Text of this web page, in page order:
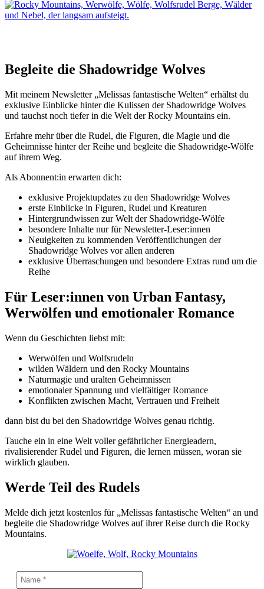
Begleite die Shadowridge Wolves
Mit meinem Newsletter „Melissas fantastische Welten“ erhältst du
exklusive Einblicke hinter die Kulissen der Shadowridge Wolves
und tauchst noch tiefer in die Welt der Rocky Mountains ein.
Erfahre mehr über die Rudel, die Figuren, die Magie und die
Geheimnisse hinter der Reihe und begleite die Shadowridge-Wölfe
auf ihrem Weg.
Als Abonnent:in erwarten dich:
exklusive Projektupdates zu den Shadowridge Wolves
erste Einblicke in Figuren, Rudel und Kreaturen
Hintergrundwissen zur Welt der Shadowridge-Wölfe
besondere Inhalte nur für Newsletter-Leser:innen
Neuigkeiten zu kommenden Veröffentlichungen der
Shadowridge Wolves vor allen anderen
exklusive Überraschungen und besondere Extras rund um die
Reihe
Für Leser:innen von Urban Fantasy,
Werwölfen und emotionaler Romance
Wenn du Geschichten liebst mit:
Werwölfen und Wolfsrudeln
wilden Wäldern und den Rocky Mountains
Naturmagie und uralten Geheimnissen
emotionaler Spannung und vielfältiger Romance
Konflikten zwischen Macht, Vertrauen und Freiheit
dann bist du bei den Shadowridge Wolves genau richtig.
Tauche ein in eine Welt voller gefährlicher Energieadern,
rivalisierender Rudel und Figuren, die lernen müssen, woran sie
wirklich glauben.
Werde Teil des Rudels
Melde dich jetzt kostenlos für „Melissas fantastische Welten“ an und
begleite die Shadowridge Wolves auf ihrer Reise durch die Rocky
Mountains.